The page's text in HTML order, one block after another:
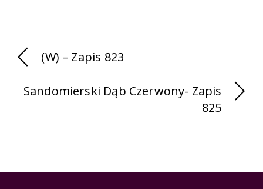
(W) – Zapis 823
Sandomierski Dąb Czerwony- Zapis
825